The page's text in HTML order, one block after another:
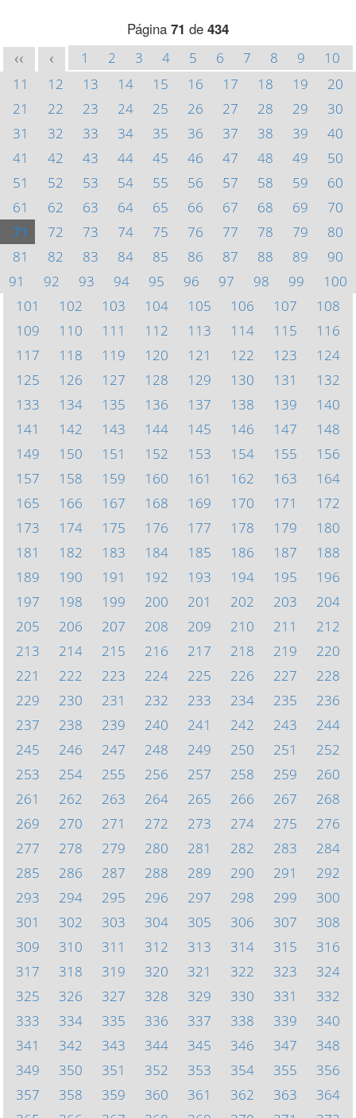
Página 71 de 434
<< < 1 2 3 4 5 6 7 8 9
10
11
12 13 14 15 16 17 18 19
20
21
22 23 24 25 26 27 28 29
30
31
32 33 34 35 36 37 38 39
40
41
42 43 44 45 46 47 48 49
50
51
52 53 54 55 56 57 58 59
60
61
62 63 64 65 66 67 68 69
70
71
72 73 74 75 76 77 78 79
80
81
82 83 84 85 86 87 88 89
90
91
92 93 94 95 96 97 98 99
100
101
102 103 104 105 106 107
108
109
110 111 112 113 114 115
116
117
118 119 120 121 122 123
124
125
126 127 128 129 130 131
132
133
134 135 136 137 138 139
140
141
142 143 144 145 146 147
148
149
150 151 152 153 154 155
156
157
158 159 160 161 162 163
164
165
166 167 168 169 170 171
172
173
174 175 176 177 178 179
180
181
182 183 184 185 186 187
188
189
190 191 192 193 194 195
196
197
198 199 200 201 202 203
204
205
206 207 208 209 210 211
212
213
214 215 216 217 218 219
220
221
222 223 224 225 226 227
228
229
230 231 232 233 234 235
236
237
238 239 240 241 242 243
244
245
246 247 248 249 250 251
252
253
254 255 256 257 258 259
260
261
262 263 264 265 266 267
268
269
270 271 272 273 274 275
276
277
278 279 280 281 282 283
284
285
286 287 288 289 290 291
292
293
294 295 296 297 298 299
300
301
302 303 304 305 306 307
308
309
310 311 312 313 314 315
316
317
318 319 320 321 322 323
324
325
326 327 328 329 330 331
332
333
334 335 336 337 338 339
340
341
342 343 344 345 346 347
348
349
350 351 352 353 354 355
356
357
358 359 360 361 362 363
364